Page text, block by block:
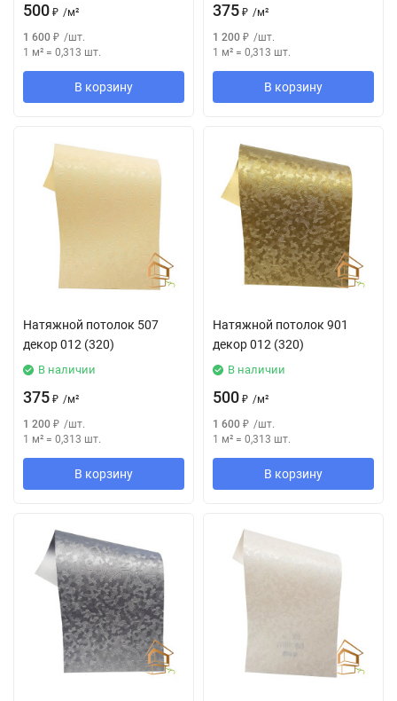
500 ₽ /м²
1 600 ₽ /шт.
1 м² = 0,313 шт.
В корзину
375 ₽ /м²
1 200 ₽ /шт.
1 м² = 0,313 шт.
В корзину
Натяжной потолок 507
декор 012 (320)
В наличии
375 ₽ /м²
1 200 ₽ /шт.
1 м² = 0,313 шт.
В корзину
Натяжной потолок 901
декор 012 (320)
В наличии
500 ₽ /м²
1 600 ₽ /шт.
1 м² = 0,313 шт.
В корзину